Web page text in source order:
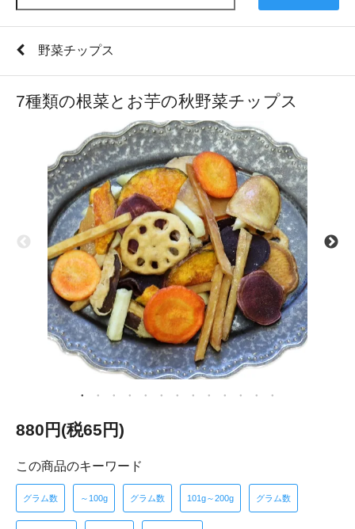
野菜チップス
7種類の根菜とお芋の秋野菜チップス
880円(税65円)
この商品のキーワード
グラム数 ～100g グラム数 101g～200g グラム数